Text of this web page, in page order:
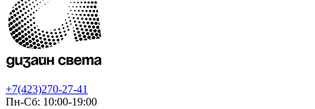
+7(423)270-27-41
Пн-Сб: 10:00-19:00